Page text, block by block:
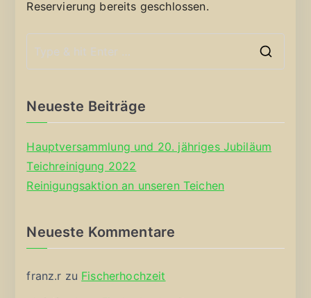
Reservierung bereits geschlossen.
Neueste Beiträge
Hauptversammlung und 20. jähriges Jubiläum
Teichreinigung 2022
Reinigungsaktion an unseren Teichen
Neueste Kommentare
franz.r zu Fischerhochzeit